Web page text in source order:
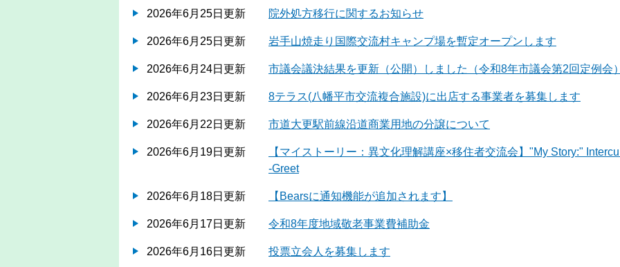
2026年6月25日更新 院外処方移行に関するお知らせ
2026年6月25日更新 岩手山焼走り国際交流村キャンプ場を暫定オープンします
2026年6月24日更新 市議会議決結果を更新（公開）しました（令和8年市議会第2回定例会
2026年6月23日更新 8テラス(八幡平市交流複合施設)に出店する事業者を募集します
2026年6月22日更新 市道大更駅前線沿道商業用地の分譲について
2026年6月19日更新
【マイストーリー：異文化理解講座×移住者交流会】"My Story:"
-Greet
2026年6月18日更新 【Bearsに通知機能が追加されます】
2026年6月17日更新 令和8年度地域敬老事業費補助金
2026年6月16日更新 投票立会人を募集します